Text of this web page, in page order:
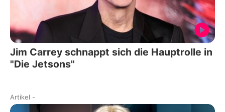
Jim Carrey schnappt sich die Hauptrolle in
"Die Jetsons"
Artikel -